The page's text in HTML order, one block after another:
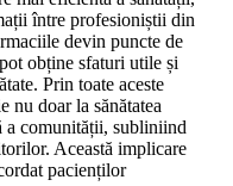
între profesioniștii din
devin puncte de
obține sfaturi utile și
Prin toate aceste
nu doar la sănătatea
a comunității, subliniind
Această implicare
pacienților